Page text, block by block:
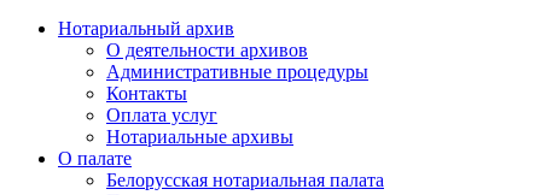
Нотариальный архив
О деятельности архивов
Административные процедуры
Контакты
Оплата услуг
Нотариальные архивы
О палате
Белорусская нотариальная палата